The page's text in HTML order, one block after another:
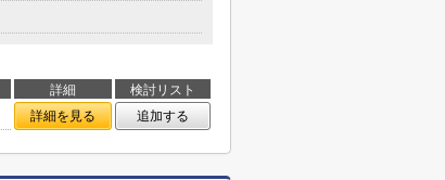
詳細
検討リスト
詳細を見る 追加する